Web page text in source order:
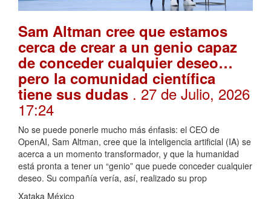
Sam Altman cree que estamos
cerca de crear a un genio capaz
de conceder cualquier deseo…
pero la comunidad científica
tiene sus dudas . 27 de Julio, 2026
17:24
No se puede ponerle mucho más énfasis: el CEO de
OpenAI, Sam Altman, cree que la inteligencia artificial (IA) se
acerca a un momento transformador, y que la humanidad
está pronta a tener un “genio” que puede conceder cualquier
deseo. Su compañía vería, así, realizado su prop
Xataka México